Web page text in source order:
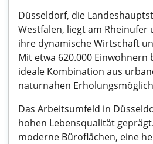
Düsseldorf, die
Westfalen, liegt am
ihre dynamische Wirtschaft
Mit etwa 620.000 Einwohnern
ideale Kombination aus
naturnahen
Das Arbeitsumfeld in
hohen Lebensqualität
moderne Büroflächen, eine